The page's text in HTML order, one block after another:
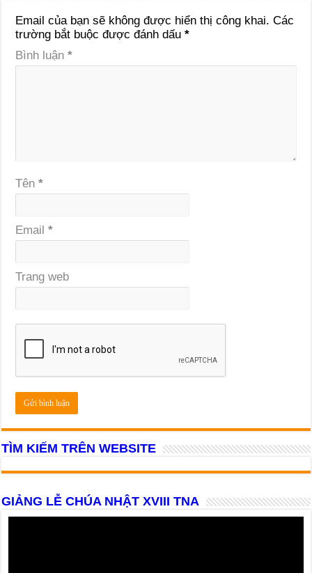
Email của bạn sẽ không được hiển thị công khai. Các
trường bắt buộc được đánh dấu*
Bình luận*
Tên*
Email*
Trang web
TÌM KIẾM TRÊN WEBSITE
GIẢNG LỄ CHÚA NHẬT XVIII TNA